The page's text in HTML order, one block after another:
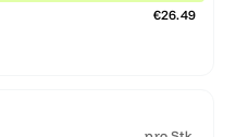
€26.49